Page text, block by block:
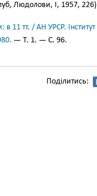
Людолови, І, 1957,
в 11 тт. / АН УРСР.
— Т. 1. — С. 96.
Поділитись: